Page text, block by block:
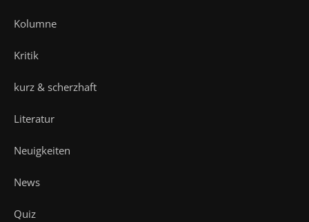
Kolumne
Kritik
kurz & scherzhaft
Literatur
Neuigkeiten
News
Quiz